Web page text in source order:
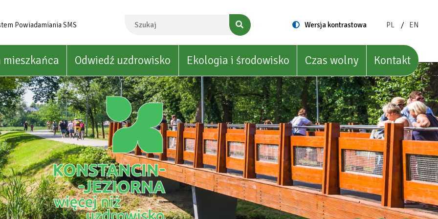
Powiadamiania SMS
Switch
Wersja kontrastowa
ZMIEŃ
POLISH
PL
ZMIEŃ
ENGLISH
EN
mieszkańca Odwiedź uzdrowisko Ekologia i środowisko Czas wolny Kontakt